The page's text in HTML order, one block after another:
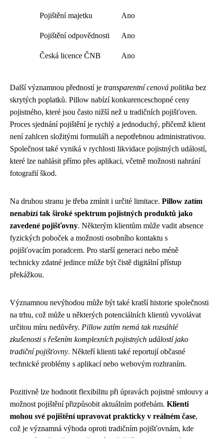
Pojištění majetku Ano
Pojištění odpovědnosti Ano
Česká licence ČNB Ano
Další významnou předností je transparentní cenová politika bez
skrytých poplatků. Pillow nabízí konkurenceschopné ceny
pojistného, které jsou často nižší než u tradičních pojišťoven.
Proces sjednání pojištění je rychlý a jednoduchý, přičemž klient
není zahlcen složitými formuláři a nepotřebnou administrativou.
Společnost také vyniká v rychlosti likvidace pojistných událostí,
které lze nahlásit přímo přes aplikaci, včetně možnosti nahrání
fotografií škod.
Na druhou stranu je třeba zmínit i určité limitace. Pillow zatím
nenabízí tak široké spektrum pojistných produktů jako
zavedené pojišťovny. Některým klientům může vadit absence
fyzických poboček a možnosti osobního kontaktu s
pojišťovacím poradcem. Pro starší generaci nebo méně
technicky zdatné jedince může být čistě digitální přístup
překážkou.
Významnou nevýhodou může být také kratší historie společnosti
na trhu, což může u některých potenciálních klientů vyvolávat
určitou míru nedůvěry. Pillow zatím nemá tak rozsáhlé
zkušenosti s řešením komplexních pojistných událostí jako
tradiční pojišťovny. Někteří klienti také reportují občasné
technické problémy s aplikací nebo webovým rozhraním.
Pozitivně lze hodnotit flexibilitu při úpravách pojistné smlouvy a
možnost pojištění přizpůsobit aktuálním potřebám. Klienti
mohou své pojištění upravovat prakticky v reálném čase,
což je významná výhoda oproti tradičním pojišťovnám, kde